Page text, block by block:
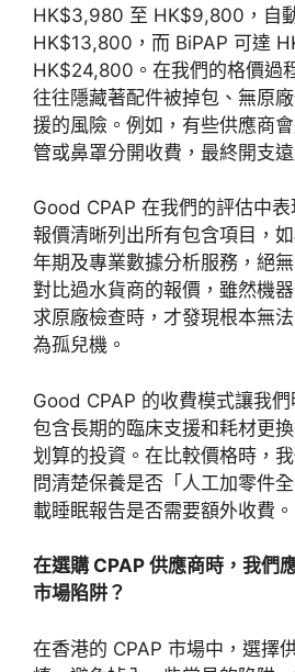
HK$3,980 至 HK$9,800，自
HK$13,800，而 BiPAP 可達
HK$24,800。在我們的格價過
往往隱藏著配件被掉包、無原
援的風險。例如，有些供應商
管或鼻罩分開收費，最終開支
Good CPAP 在我們的評估中
報價清晰列出所有包含項目，
年期及專業數據分析服務，絕無
對比過水貨商的報價，雖然機
求原廠檢查時，才發現根本無
為孤兒機。
Good CPAP 的收費模式讓我
包含長期的臨床支援和耗材更
划 算的投資。在比較價格時，
問清楚保養是否「人工加零件全
載睡眠報告是否需要額外收費。
在選購 CPAP 供應商時，我們
市場陷阱？
在香港的 CPAP 市場中，選擇